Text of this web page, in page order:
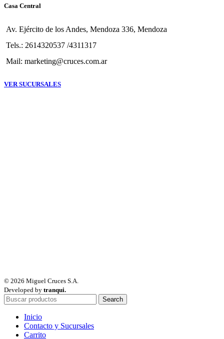
Casa Central
Av. Ejército de los Andes, Mendoza 336, Mendoza
Tels.: 2614320537 /4311317
Mail: marketing@cruces.com.ar
VER SUCURSALES
© 2026 Miguel Cruces S.A.
Developed by tranqui.
Search
Inicio
Contacto y Sucursales
Carrito